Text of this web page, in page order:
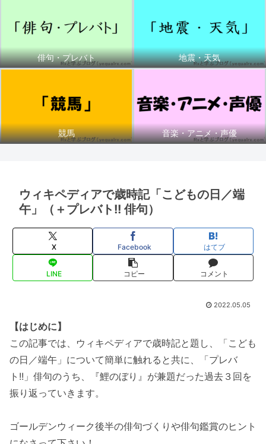
俳句・プレバト 地震・天気
競馬 音楽・アニメ・声優
ウィキペディアで歳時記「こどもの日／端
午」（＋プレバト!! 俳句）
X Facebook はてブ
LINE コピー コメント
2022.05.05
【はじめに】
この記事では、ウィキペディアで歳時記と題し、「こども
の日／端午」について簡単に触れると共に、「プレバ
ト!!」俳句のうち、『鯉のぼり』が兼題だった過去３回を
振り返っていきます。
ゴールデンウィーク後半の俳句づくりや俳句鑑賞のヒント